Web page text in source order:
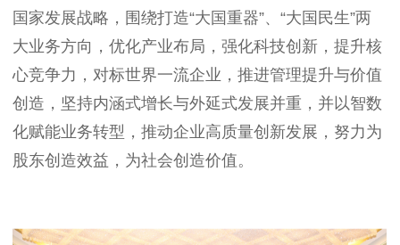
国家发展战略，围绕打造“大国重器”、“大国民生”两
大业务方向，优化产业布局，强化科技创新 ，提升核
心竞争力，对标世界一流企业，推进管理提升与价值
创造， 坚持内涵式增长与外延式发展并重 ， 并以智数
化赋能业务转型，推动企业高质量创新发展，努力为
股东创造效益，为社会创造价值。